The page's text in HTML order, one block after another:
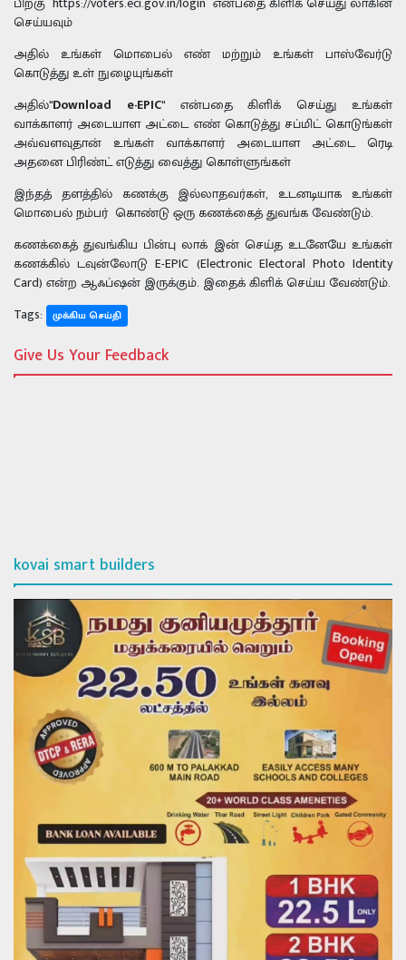
செய்யவும்
அதில் உங்கள் மொபைல் எண் மற்றும் உங்கள் பாஸ்வேர்டு
கொடுத்து உள் நுழையுங்கள்
அதில்"Download e-EPIC"
என்பதை கிளிக் செய்து உங்கள்
வாக்காளர் அடையாள அட்டை எண் கொடுத்து சப்மிட் கொடுங்கள்
அவ்வளவுதான் உங்கள் வாக்காளர் அடையாள அட்டை ரெடி
அதனை பிரிண்ட் எடுத்து வைத்து கொள்ளுங்கள்
இந்தத் தளத்தில் கணக்கு இல்லாதவர்கள், உடனடியாக உங்கள்
மொபைல் நம்பர் கொண்டு ஒரு கணக்கைத் துவங்க வேண்டும்.
கணக்கைத் துவங்கிய பின்பு லாக் இன் செய்த உடனேயே உங்கள்
கணக்கில் டவுன்லோடு E-EPIC (Electronic Electoral Photo Identity
Card) என்ற ஆஃப்ஷன் இருக்கும். இதைக் கிளிக் செய்ய வேண்டும்.
Tags:
முக்கிய செய்தி
Give Us Your Feedback
kovai smart builders